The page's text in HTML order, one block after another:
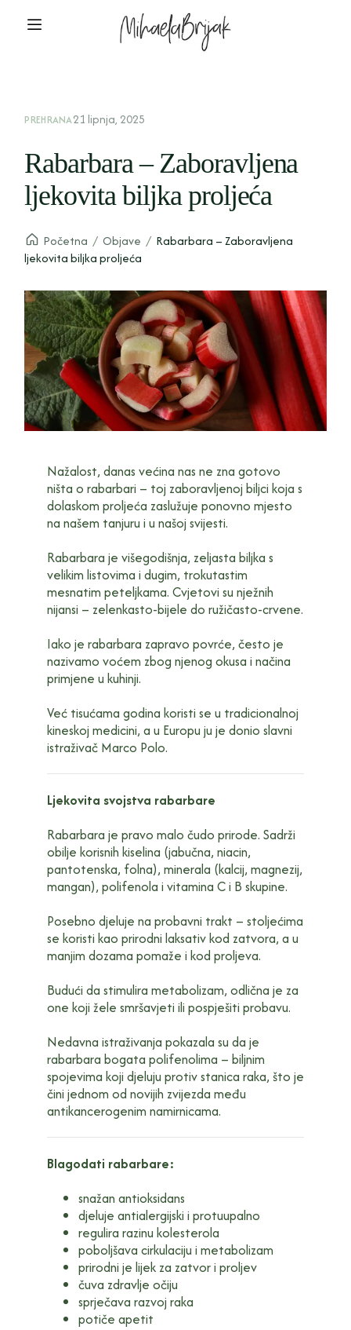
PREHRANA21 lipnja, 2025
Rabarbara – Zaboravljena
ljekovita biljka proljeća
Početna / Objave / Rabarbara – Zaboravljena
ljekovita biljka proljeća
Nažalost, danas većina nas ne zna gotovo
ništa o rabarbari – toj zaboravljenoj biljci koja s
dolaskom proljeća zaslužuje ponovno mjesto
na našem tanjuru i u našoj svijesti.
Rabarbara je višegodišnja, zeljasta biljka s
velikim listovima i dugim, trokutastim
mesnatim peteljkama. Cvjetovi su nježnih
nijansi – zelenkasto-bijele do ružičasto-crvene.
Iako je rabarbara zapravo povrće, često je
nazivamo voćem zbog njenog okusa i načina
primjene u kuhinji.
Već tisućama godina koristi se u tradicionalnoj
kineskoj medicini, a u Europu ju je donio slavni
istraživač Marco Polo.
Ljekovita svojstva rabarbare
Rabarbara je pravo malo čudo prirode. Sadrži
obilje korisnih kiselina (jabučna, niacin,
pantotenska, folna), minerala (kalcij, magnezij,
mangan), polifenola i vitamina C i B skupine.
Posebno djeluje na probavni trakt – stoljećima
se koristi kao prirodni laksativ kod zatvora, a u
manjim dozama pomaže i kod proljeva.
Budući da stimulira metabolizam, odlična je za
one koji žele smršavjeti ili pospješiti probavu.
Nedavna istraživanja pokazala su da je
rabarbara bogata polifenolima – biljnim
spojevima koji djeluju protiv stanica raka, što je
čini jednom od novijih zvijezda među
antikancerogenim namirnicama.
Blagodati rabarbare:
snažan antioksidans
djeluje antialergijski i protuupalno
regulira razinu kolesterola
poboljšava cirkulaciju i metabolizam
prirodni je lijek za zatvor i proljev
čuva zdravlje očiju
sprječava razvoj raka
potiče apetit